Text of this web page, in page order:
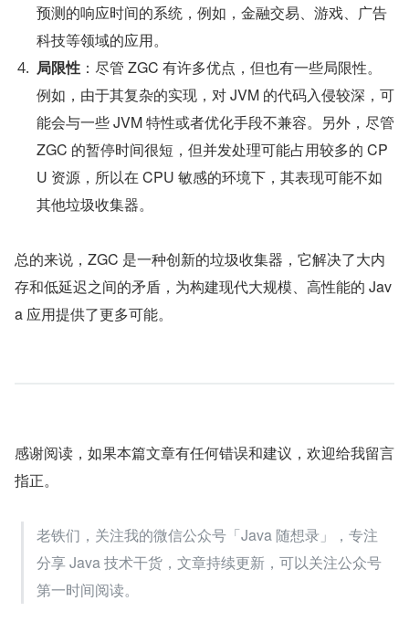
预测的响应时间的系统，例如，金融交易、游戏、广告
科技等领域的应用。
局限性 ：尽管 ZGC 有许多优点，但也有一些局限性。
例如，由于其复杂的实现，对 JVM 的代码入侵较深，可
能会与一些 JVM 特性或者优化手段不兼容。另外，尽管
ZGC 的暂停时间很短，但并发处理可能占用较多的 CP
U 资源，所以在 CPU 敏感的环境下，其表现可能不如
其他垃圾收集器。
总的来说，ZGC 是一种创新的垃圾收集器，它解决了大内
存和低延迟之间的矛盾，为构建现代大规模、高性能的 Jav
a 应用提供了更多可能。
感谢阅读，如果本篇文章有任何错误和建议，欢迎给我留言
指正。
老铁们，关注我的微信公众号「Java 随想录」，专注
分享 Java 技术干货，文章持续更新，可以关注公众号
第一时间阅读。